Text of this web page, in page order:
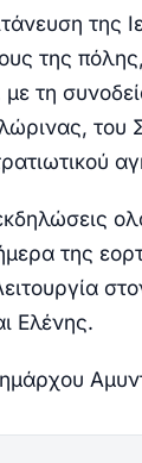
της
της
τη
του
της
Ελένης.